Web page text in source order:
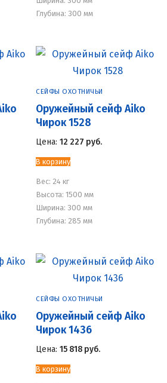
Глубина: 300 мм
СЕЙФЫ ОХОТНИЧЬИ
Оружейный сейф Aiko
Чирок 1528
Цена: 12 227 руб.
В корзину
Вес: 24 кг
Высота: 1500 мм
Ширина: 300 мм
Глубина: 285 мм
СЕЙФЫ ОХОТНИЧЬИ
Оружейный сейф Aiko
Чирок 1436
Цена: 15 818 руб.
В корзину